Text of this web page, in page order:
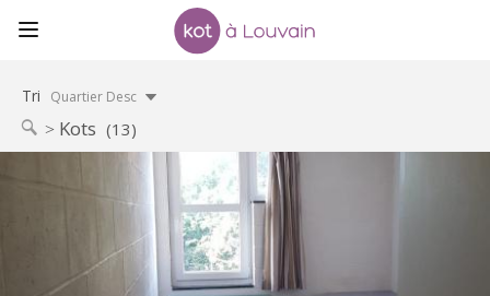
Tri Quartier Desc
Kots (13)
Kot situé au 32 - 219 Place des Wallons donnant sur le parking
arrière au calme (cour des Borains), côté avenue de l'Espinette
Appartement communautaire de 10 avec 4 salles de douches et
2 WC disponible dès le 1 aout 2026 et ce jusqu'au 10 septembre